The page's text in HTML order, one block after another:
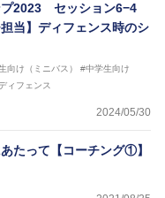
ンプヘッドコーチ
ンプヘッドコーチ
代表サポートコーチ
スタントコーチ
プ2023 セッション6−4
当】ディフェンス時のシ
向け（ミニバス）
#中学生向け
ィフェンス
2024/05/30
たって【コーチング①】